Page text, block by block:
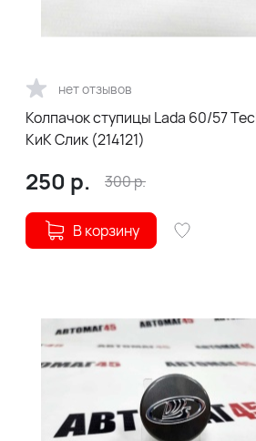
нет отзывов
Колпачок ступицы Lada 60/57
КиК Слик (214121)
250 р. 300р.
В корзину